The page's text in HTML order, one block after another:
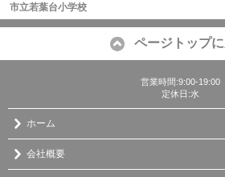
市立若葉台小学校
ページトップ
営業時間:9:00-19:00
定休日:水
ホーム
会社概要